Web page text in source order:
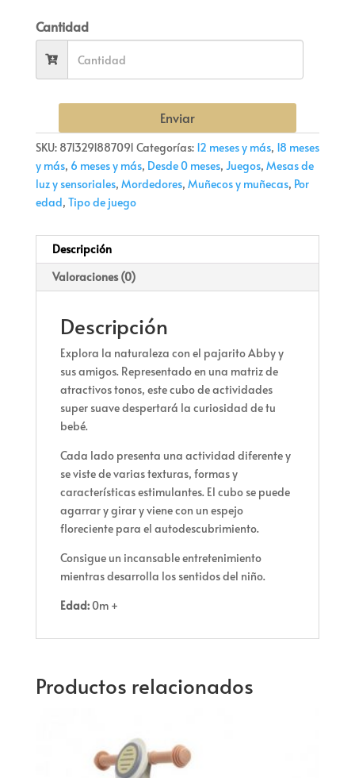
Cantidad
Enviar
SKU: 8713291887091 Categorías: 12 meses y más, 18 meses
y más, 6 meses y más, Desde 0 meses, Juegos, Mesas de
luz y sensoriales, Mordedores, Muñecos y muñecas, Por
edad, Tipo de juego
Descripción
Valoraciones (0)
Descripción
Explora la naturaleza con el pajarito Abby y
sus amigos. Representado en una matriz de
atractivos tonos, este cubo de actividades
super suave despertará la curiosidad de tu
bebé.
Cada lado presenta una actividad diferente y
se viste de varias texturas, formas y
características estimulantes. El cubo se puede
agarrar y girar y viene con un espejo
floreciente para el autodescubrimiento.
Consigue un incansable entretenimiento
mientras desarrolla los sentidos del niño.
Edad:0m +
Productos relacionados